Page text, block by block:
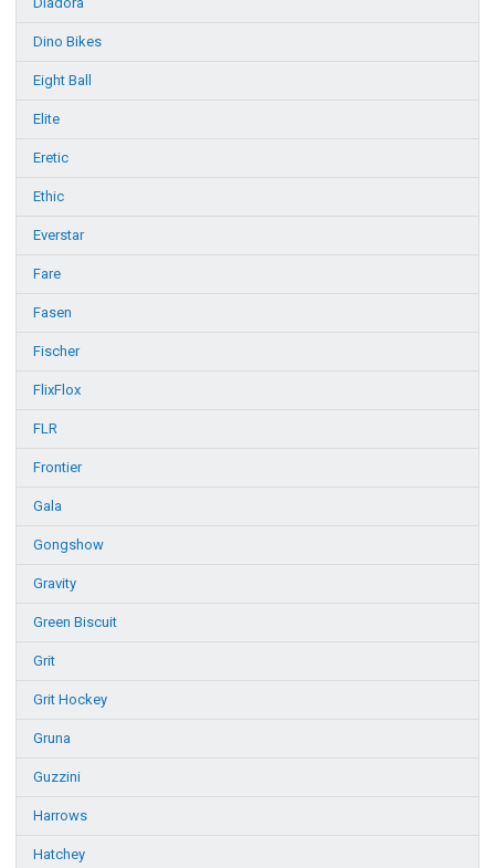
Dino Bikes
Eight Ball
Elite
Eretic
Ethic
Everstar
Fare
Fasen
Fischer
FlixFlox
FLR
Frontier
Gala
Gongshow
Gravity
Green Biscuit
Grit
Grit Hockey
Gruna
Guzzini
Harrows
Hatchey